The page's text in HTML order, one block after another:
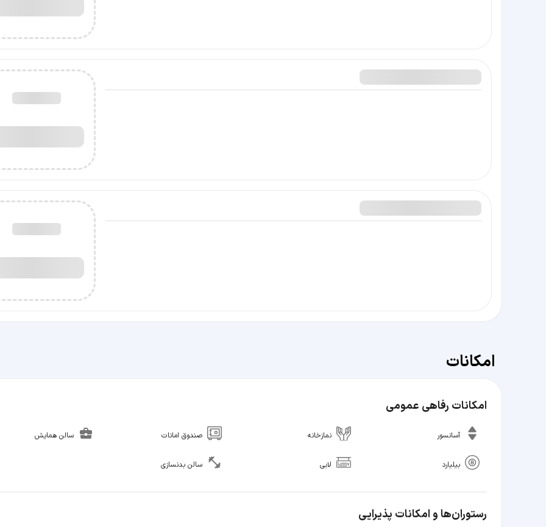
امکانات
امکانات رفاهی عمومی
آسانسور نمازخانه صندوق امانات سالن همایش
بیلیارد لابی سالن بدنسازی
رستوران‌ها و امکانات پذیرایی